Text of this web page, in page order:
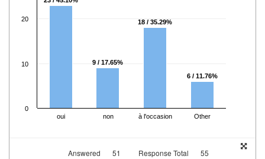
9 / 17.65%
18 / 35.29%
6 / 11.76%
0
10
20
oui non à l'occasion Other
Answered 51 Response Total 55